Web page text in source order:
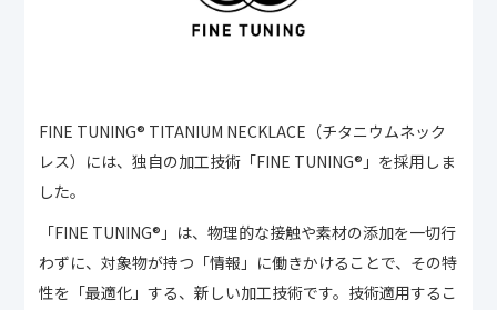
FINE TUNING®︎ TITANIUM NECKLACE（チタニウムネック
レス）には、独自の加工技術「FINE TUNING®︎」を採用しま
した。
「FINE TUNING®︎」は、物理的な接触や素材の添加を一切行
わずに、対象物が持つ「情報」に働きかけることで、その特
性を「最適化」する、新しい加工技術です。技術適用するこ